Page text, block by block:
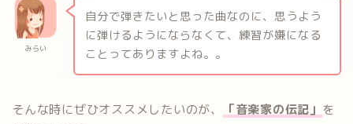
みらい
自分で弾きたいと思った曲なのに、思うよう
に弾けるようにならなくて、練習が嫌になる
ことってありますよね。。
そんな時にぜひオススメしたいのが、 「音楽家の伝記」 を